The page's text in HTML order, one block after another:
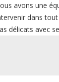
avons une
dans
délicats avec